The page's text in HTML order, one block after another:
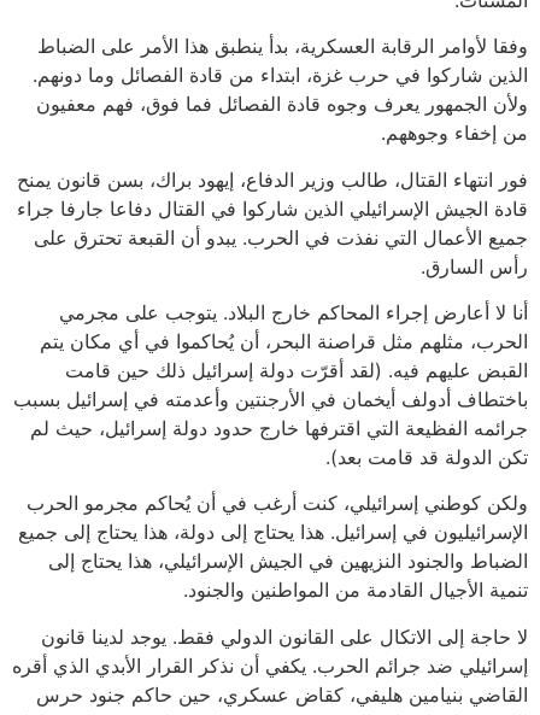
وفقا لأوامر الرقابة العسكرية، بدأ ينطبق هذا الأمر على الضباط
الذين شاركوا في حرب غزة، ابتداء من قادة الفصائل وما دونهم.
ولأن الجمهور يعرف وجوه قادة الفصائل فما فوق، فهم معفيون
من إخفاء وجوههم.
فور انتهاء القتال، طالب وزير الدفاع، إيهود براك، بسن قانون يمنح
قادة الجيش الإسرائيلي الذين شاركوا في القتال دفاعا جارفا جراء
جميع الأعمال التي نفذت في الحرب. يبدو أن القبعة تحترق على
رأس السارق.
أنا لا أعارض إجراء المحاكم خارج البلاد. يتوجب على مجرمي
الحرب، مثلهم مثل قراصنة البحر، أن يُحاكموا في أي مكان يتم
القبض عليهم فيه. (لقد أقرّت دولة إسرائيل ذلك حين قامت
باختطاف أدولف أيخمان في الأرجنتين وأعدمته في إسرائيل بسبب
جرائمه الفظيعة التي اقترفها خارج حدود دولة إسرائيل، حيث لم
تكن الدولة قد قامت بعد).
ولكن كوطني إسرائيلي، كنت أرغب في أن يُحاكم مجرمو الحرب
الإسرائيليون في إسرائيل. هذا يحتاج إلى دولة، هذا يحتاج إلى جميع
الضباط والجنود النزيهين في الجيش الإسرائيلي، هذا يحتاج إلى
تنمية الأجيال القادمة من المواطنين والجنود.
لا حاجة إلى الاتكال على القانون الدولي فقط. يوجد لدينا قانون
إسرائيلي ضد جرائم الحرب. يكفي أن نذكر القرار الأبدي الذي أقره
القاضي بنيامين هليفي، كقاض عسكري، حين حاكم جنود حرس